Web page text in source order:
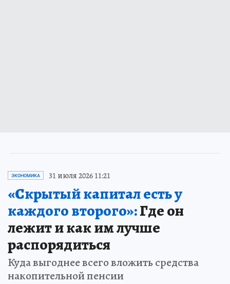
ЭКОНОМИКА 31 июля 2026 11:21
«Скрытый капитал есть у
каждого второго»:Где он
лежит и как им лучше
распорядиться
Куда выгоднее всего вложить средства
накопительной пенсии